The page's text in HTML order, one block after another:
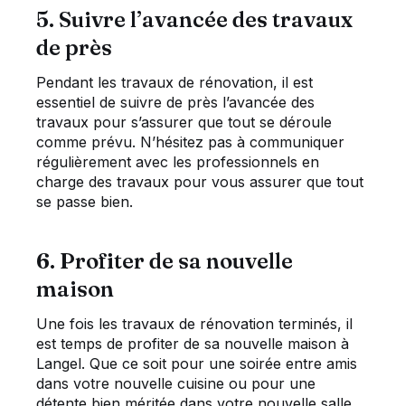
5. Suivre l’avancée des travaux
de près
Pendant les travaux de rénovation, il est
essentiel de suivre de près l’avancée des
travaux pour s’assurer que tout se déroule
comme prévu. N’hésitez pas à communiquer
régulièrement avec les professionnels en
charge des travaux pour vous assurer que tout
se passe bien.
6. Profiter de sa nouvelle
maison
Une fois les travaux de rénovation terminés, il
est temps de profiter de sa nouvelle maison à
Langel. Que ce soit pour une soirée entre amis
dans votre nouvelle cuisine ou pour une